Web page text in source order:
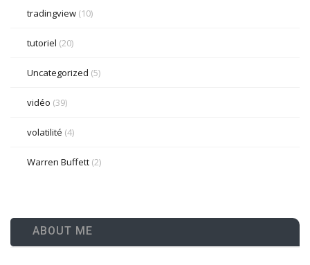
tradingview (10)
tutoriel (20)
Uncategorized (5)
vidéo (39)
volatilité (4)
Warren Buffett (2)
ABOUT ME